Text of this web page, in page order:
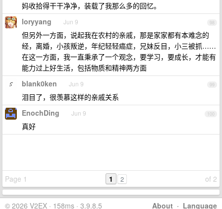
妈收拾得干干净净，装载了我那么多的回忆。
98
loryyang Jun 9
但另外一方面，说起我在农村的亲戚，那是家家都有本难念的
经，离婚，小孩叛逆，年纪轻轻癌症，兄妹反目，小三被抓……
在这一方面，我一直秉承了一个观念，要学习，要成长，才能有
能力过上好生活，包括物质和精神两方面
99
blank0ken Jun 9
泪目了，很羡慕这样的亲戚关系
100
EnochDing Jun 9
真好
Page 1 of 2
1 2
About · Language
© 2026 V2EX · 158ms · 3.9.8.5